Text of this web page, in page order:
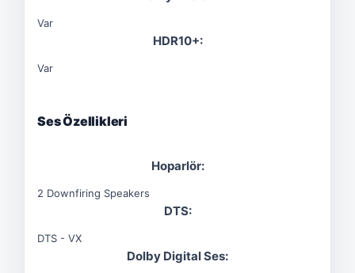
Var
HDR10+:
Var
Ses Özellikleri
Hoparlör:
2 Downfiring Speakers
DTS:
DTS - VX
Dolby Digital Ses: